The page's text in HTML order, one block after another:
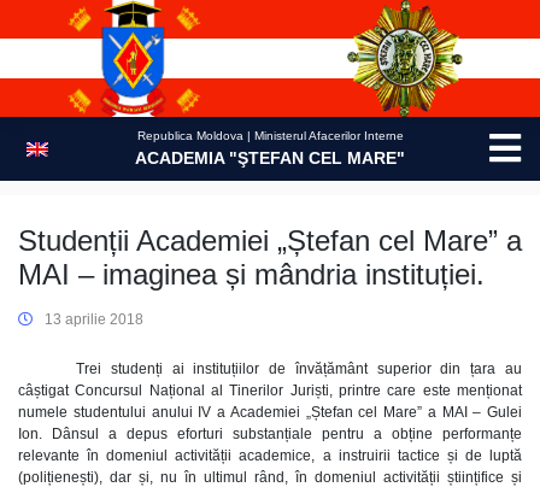
Republica Moldova | Ministerul Afacerilor Interne
ACADEMIA "ŞTEFAN CEL MARE"
Studenții Academiei „Ștefan cel Mare” a
MAI – imaginea și mândria instituției.
13 aprilie 2018
Trei studenți ai instituțiilor de învățământ superior din țara au
câștigat Concursul Național al Tinerilor Juriști, printre care este menționat
numele studentului anului IV a Academiei „Ștefan cel Mare” a MAI – Gulei
Ion. Dânsul a depus eforturi substanțiale pentru a obține performanțe
relevante în domeniul activității academice, a instruirii tactice și de luptă
(polițienești), dar și, nu în ultimul rând, în domeniul activității științifice și